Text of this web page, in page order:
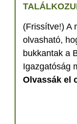
(Frissítve!) A
olvasható,
bukkantak a
Igazgatóság
Olvassák el